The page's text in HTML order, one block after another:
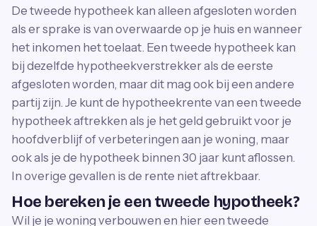
De tweede hypotheek kan alleen afgesloten worden
als er sprake is van overwaarde op je huis en wanneer
het inkomen het toelaat. Een tweede hypotheek kan
bij dezelfde hypotheekverstrekker als de eerste
afgesloten worden, maar dit mag ook bij een andere
partij zijn. Je kunt de hypotheekrente van een tweede
hypotheek aftrekken als je het geld gebruikt voor je
hoofdverblijf of verbeteringen aan je woning, maar
ook als je de hypotheek binnen 30 jaar kunt aflossen.
In overige gevallen is de rente niet aftrekbaar.
Hoe bereken je een tweede hypotheek?
Wil je je woning verbouwen en hier een tweede